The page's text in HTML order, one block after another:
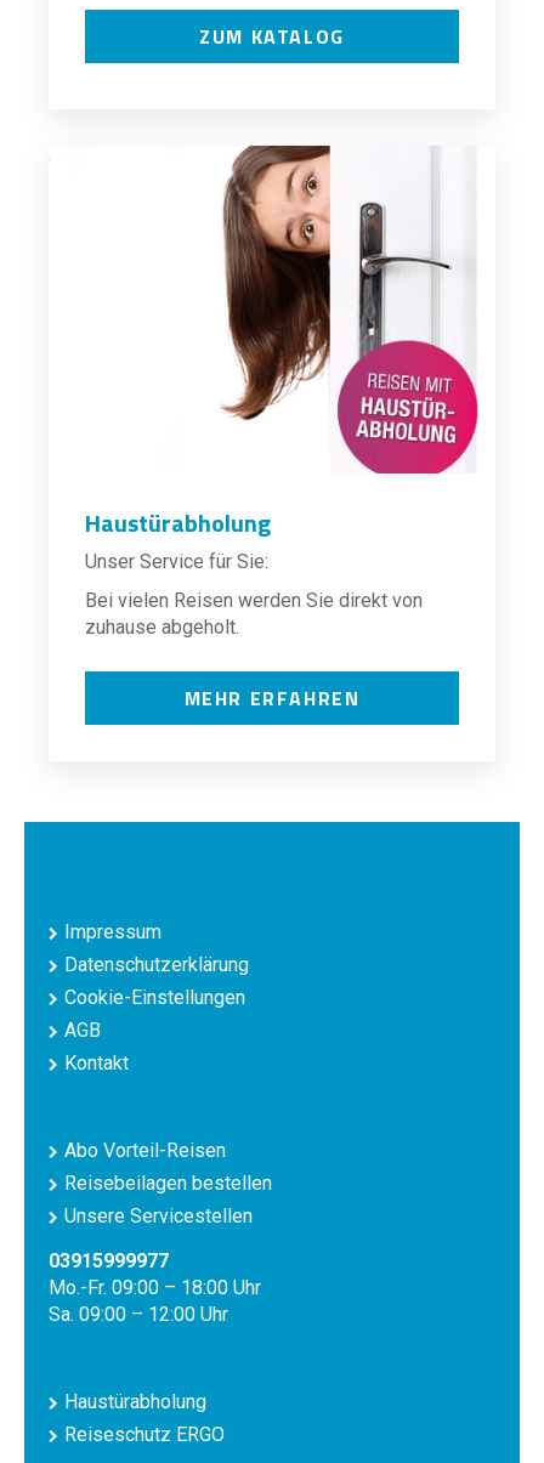
ZUM KATALOG
Haustürabholung
Unser Service für Sie:
Bei vielen Reisen werden Sie direkt von
zuhause abgeholt.
MEHR ERFAHREN
Impressum
Datenschutzerklärung
Cookie-Einstellungen
AGB
Kontakt
Abo Vorteil-Reisen
Reisebeilagen bestellen
Unsere Servicestellen
03915999977
Mo.-Fr. 09:00 – 18:00 Uhr
Sa. 09:00 – 12:00 Uhr
Haustürabholung
Reiseschutz ERGO